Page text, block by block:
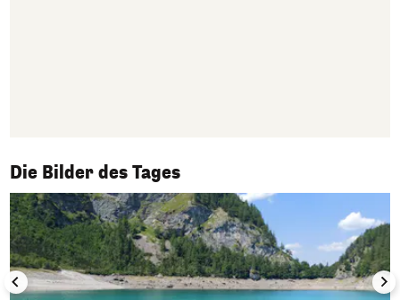
Die Bilder des Tages
1/50